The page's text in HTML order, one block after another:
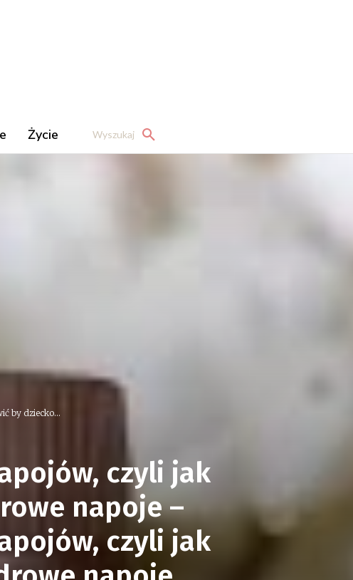
Życie Wyszukaj
by dziecko...
czyli jak
napoje –
czyli jak